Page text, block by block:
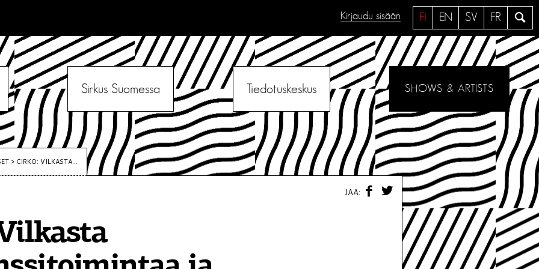
a
e
FI EN SV FR
Kirjaudu sisään
Sirkus Suomessa Tiedotuskeskus SHOWS & ARTISTS
> CIRKO: VILKASTA...
JAA:
F
W